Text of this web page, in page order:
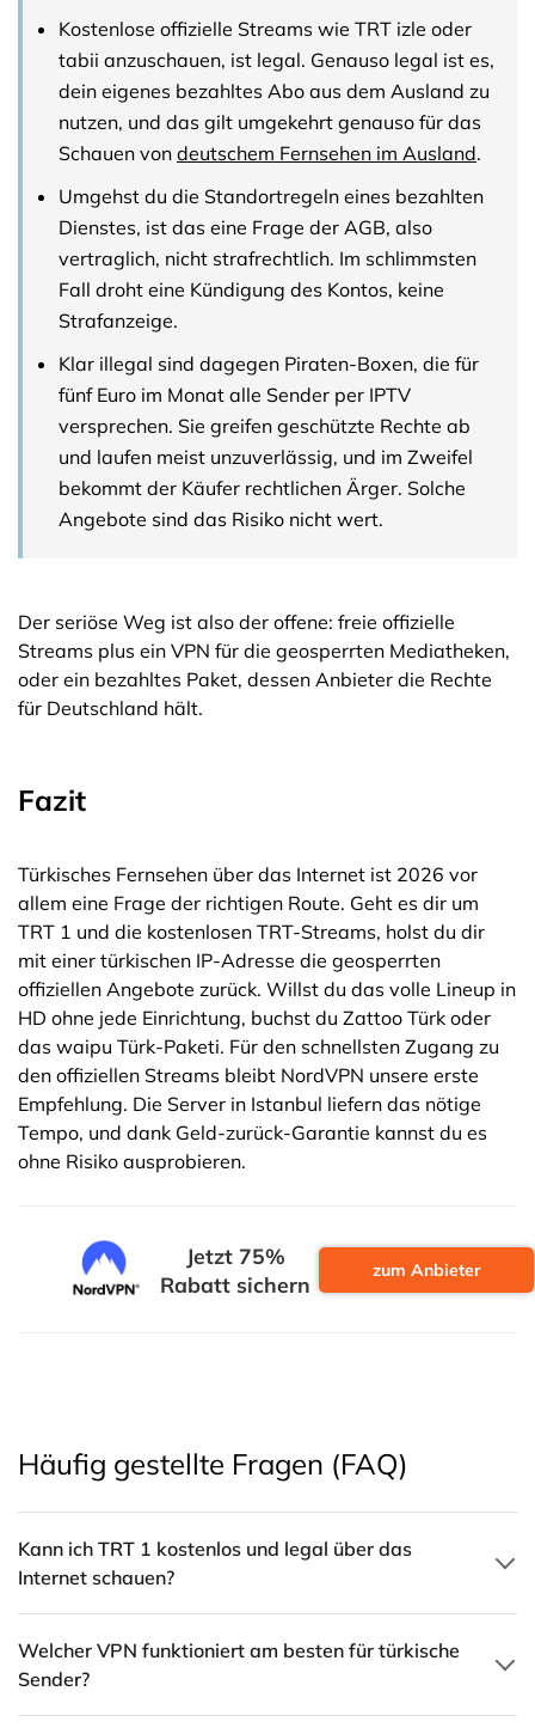
Kostenlose offizielle Streams wie TRT izle oder
tabii anzuschauen, ist legal. Genauso legal ist es,
dein eigenes bezahltes Abo aus dem Ausland zu
nutzen, und das gilt umgekehrt genauso für das
Schauen von deutschem Fernsehen im Ausland.
Umgehst du die Standortregeln eines bezahlten
Dienstes, ist das eine Frage der AGB, also
vertraglich, nicht strafrechtlich. Im schlimmsten
Fall droht eine Kündigung des Kontos, keine
Strafanzeige.
Klar illegal sind dagegen Piraten-Boxen, die für
fünf Euro im Monat alle Sender per IPTV
versprechen. Sie greifen geschützte Rechte ab
und laufen meist unzuverlässig, und im Zweifel
bekommt der Käufer rechtlichen Ärger. Solche
Angebote sind das Risiko nicht wert.
Der seriöse Weg ist also der offene: freie offizielle
Streams plus ein VPN für die geosperrten Mediatheken,
oder ein bezahltes Paket, dessen Anbieter die Rechte
für Deutschland hält.
Fazit
Türkisches Fernsehen über das Internet ist 2026 vor
allem eine Frage der richtigen Route. Geht es dir um
TRT 1 und die kostenlosen TRT-Streams, holst du dir
mit einer türkischen IP-Adresse die geosperrten
offiziellen Angebote zurück. Willst du das volle Lineup in
HD ohne jede Einrichtung, buchst du Zattoo Türk oder
das waipu Türk-Paketi. Für den schnellsten Zugang zu
den offiziellen Streams bleibt NordVPN unsere erste
Empfehlung. Die Server in Istanbul liefern das nötige
Tempo, und dank Geld-zurück-Garantie kannst du es
ohne Risiko ausprobieren.
Jetzt 75%
Rabatt sichern
zum Anbieter
Häufig gestellte Fragen (FAQ)
Kann ich TRT 1 kostenlos und legal über das
Internet schauen?
Welcher VPN funktioniert am besten für türkische
Sender?